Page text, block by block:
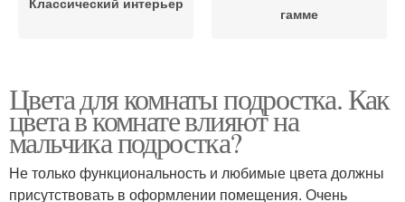
гамме
Цвета для комнаты подростка. Как
цвета в комнате влияют на
мальчика подростка?
Не только функциональность и любимые цвета должны
присутствовать в оформлении помещения. Очень